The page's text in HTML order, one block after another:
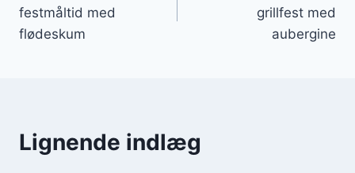
festmåltid med
flødeskum
grillfest med
aubergine
Lignende indlæg